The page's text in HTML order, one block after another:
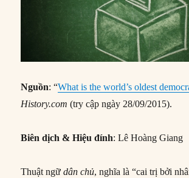
Nguồn: “What is the world’s oldest
History.com (try cập ngày 28/09/2015).
Biên dịch & Hiệu đính: Lê Hoàng Giang
Thuật ngữdân chủ, nghĩa là “cai trị bởi